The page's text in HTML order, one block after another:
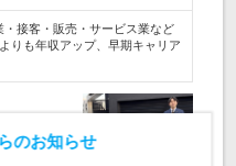
・接客・販売・サービス業など
りも年収アップ、早期キャリア
のお知らせ